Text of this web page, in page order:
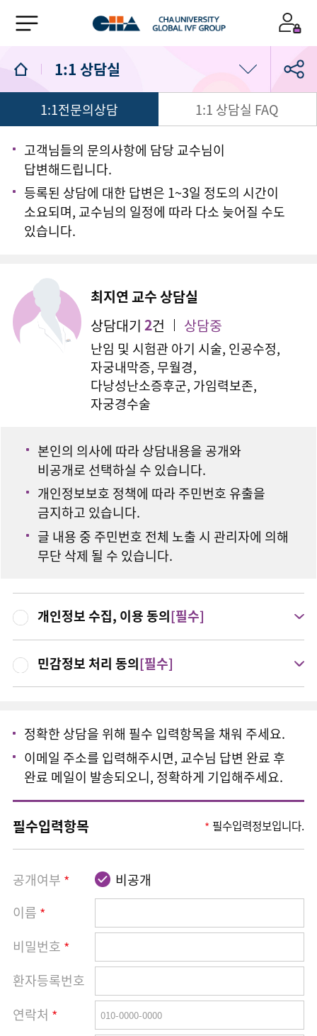
1:1 상담실
의료진/진료일정
진료예약
1:1 상담실
1:1전문의상담 1:1 상담실 FAQ
고객님들의 문의사항에 담당 교수님이
답변해드립니다.
등록된 상담에 대한 답변은 1~3일 정도의 시간이
소요되며, 교수님의 일정에 따라 다소 늦어질 수도
있습니다.
최지연 교수 상담실
상담대기2건 상담중
난임 및 시험관 아기 시술, 인공수정,
자궁내막증, 무월경,
다낭성난소증후군, 가임력보존,
자궁경수술
본인의 의사에 따라 상담내용을 공개와
비공개로 선택하실 수 있습니다.
개인정보보호 정책에 따라 주민번호 유출을
금지하고 있습니다.
글 내용 중 주민번호 전체 노출 시 관리자에 의해
무단 삭제 될 수 있습니다.
개인정보 수집, 이용 동의[필수]
민감정보 처리 동의[필수]
정확한 상담을 위해 필수 입력항목을 채워 주세요.
이메일 주소를 입력해주시면, 교수님 답변 완료 후
완료 메일이 발송되오니, 정확하게 기입해주세요.
필수입력항목 * 필수입력정보입니다.
공개여부 *
비공개
이름 *
비밀번호 *
환자등록번호
연락처 *